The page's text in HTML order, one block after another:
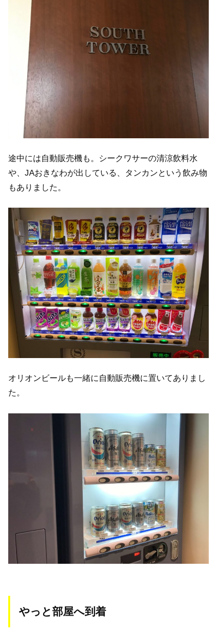
途中には自動販売機も。シークワサーの清涼飲料水
や、JAおきなわが出している、タンカンという飲み物
もありました。
オリオンビールも一緒に自動販売機に置いてありまし
た。
やっと部屋へ到着